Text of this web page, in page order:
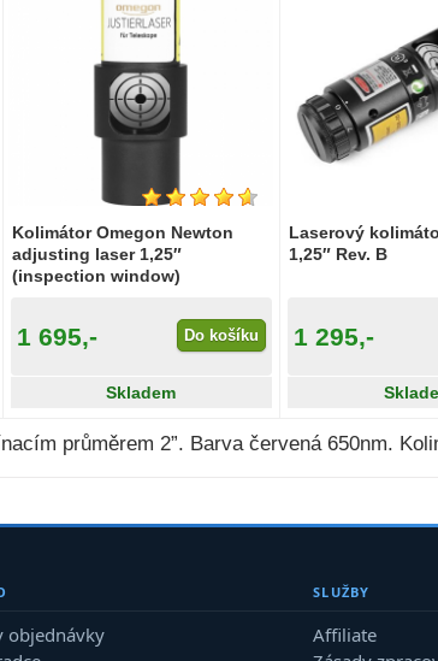
Kolimátor Omegon Newton
adjusting laser 1,25″
(inspection window)
1 695,- Do košíku
Skladem
Laserový
1,25″ Rev. B
1 295,-
průměrem 2”. Barva červená 650nm.
objednávky
SLUŽBY
Affiliate